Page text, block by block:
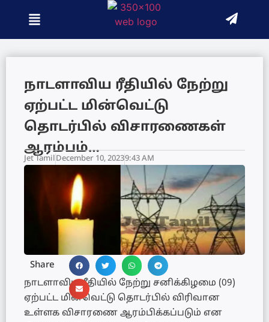
நாடளாவிய ரீதியில் நேற்று
ஏற்பட்ட மின்வெட்டு
தொடர்பில் விசாரணைகள்
ஆரம்பம்…
Jet TamilDecember 10, 20239:43 AM
Share
நாடளாவிய ரீதியில் நேற்று சனிக்கிழமை (09)
ஏற்பட்ட மின்வெட்டு தொடர்பில் விரிவான
உள்ளக விசாரணை ஆரம்பிக்கப்படும் என